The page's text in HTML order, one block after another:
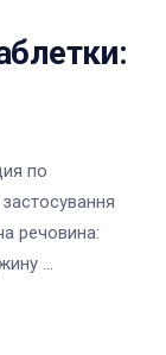
по
речовина:
...